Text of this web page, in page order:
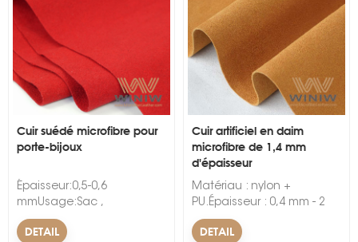
disponibles.Emballage : 30
mètres par rouleau.MOQ :
500 mètres linéaires.
Cuir suédé microfibre pour
porte-bijoux
Épaisseur:0,5-0,6
mmUsage:Sac ,
Chaussures , Déco , Siège
Auto , Gants ,
DETAIL
Cuir artificiel en daim
microfibre de 1,4 mm
d'épaisseur
Matériau : nylon +
PU.Épaisseur : 0,4 mm - 2
mm.Largeur : 54".Couleur :
noir, beige, gris, marron, vin,
DETAIL